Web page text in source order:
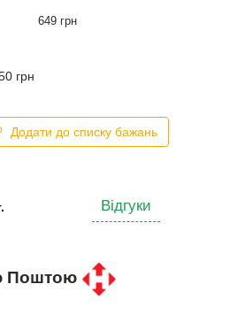
649 грн
грн
Додати до списку бажань
Відгуки
Поштою